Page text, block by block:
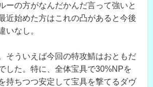
ーの方がなんだかんだ言って強いと
近始めた方はこれの凸があると今後
いなし。
そういえば今回の特攻鯖はおともだ
した。特に、全体宝具で30%NPを
持ちつつ安定して宝具を撃てるダヴ